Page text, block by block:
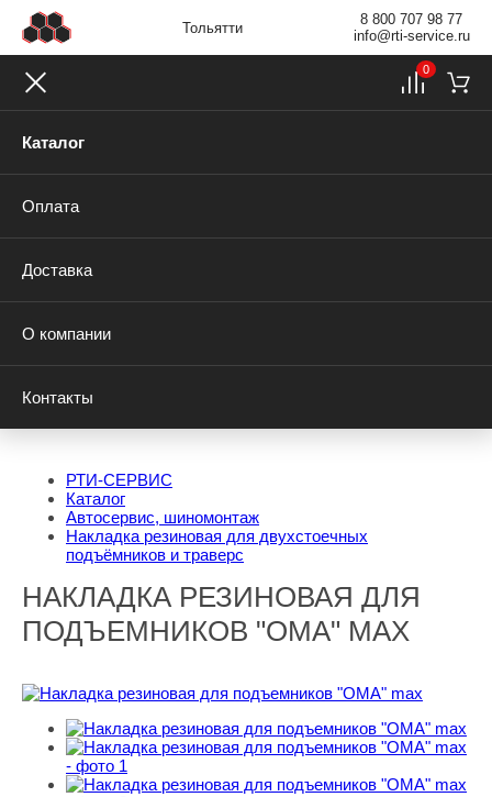
Тольятти
8 800 707 98 77
info@rti-service.ru
Каталог
Оплата
Доставка
О компании
Контакты
0
РТИ-СЕРВИС
Каталог
Автосервис, шиномонтаж
Накладка резиновая для двухстоечных
подъёмников и траверс
НАКЛАДКА РЕЗИНОВАЯ ДЛЯ
ПОДЪЕМНИКОВ "ОМА" MAX